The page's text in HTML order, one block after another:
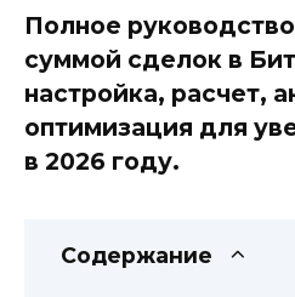
Полное
суммой сделок в
настройка, расчет,
оптимизация для
в 2026 году.
Содержание